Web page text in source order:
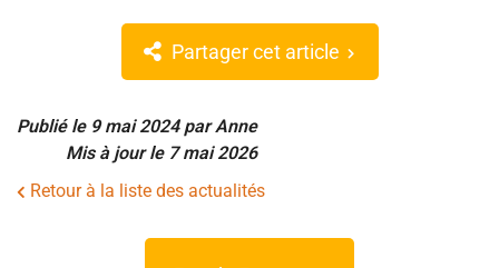
Partager cet article
Retour à la liste des actualités
Publié le 9 mai 2024 par Anne
Mis à jour le 7 mai 2026